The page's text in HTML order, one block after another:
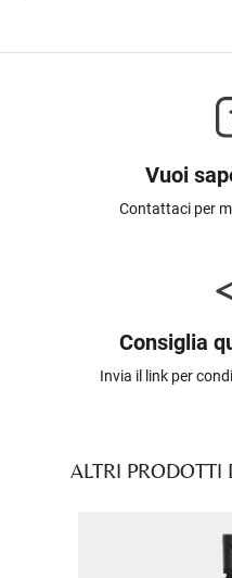
Vuoi
Contattaci per
Consiglia
Invia il link per
ALTRI PRODOTTI